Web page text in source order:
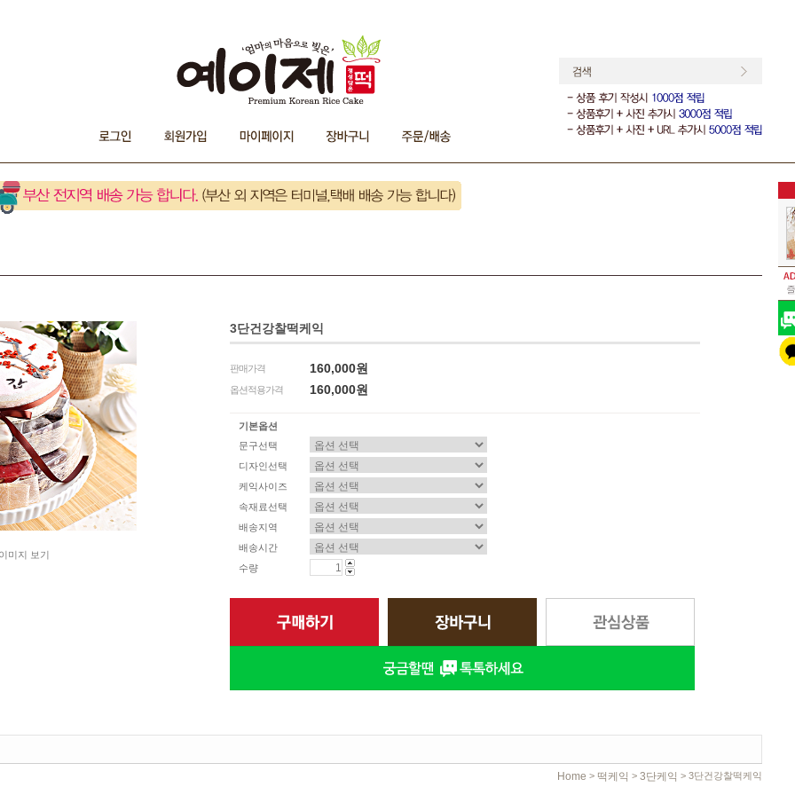
미지 보기
3단건강찰떡케익
판매가격 160,000원
옵션적용가격 160,000원
기본옵션
문구선택
디자인선택
케익사이즈
속재료선택
배송지역
배송시간
수량
Home > 떡케익 > 3단케익 > 3단건강찰떡케익